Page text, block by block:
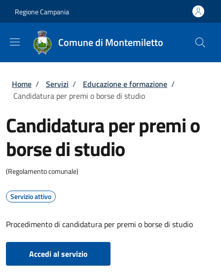
Regione Campania
Comune di Montemiletto
Briciole di pane
Home / Servizi / Educazione e formazione /
Candidatura per premi o borse di studio
Candidatura per premi o
borse di studio
(Regolamento comunale)
Servizio attivo
Procedimento di candidatura per premi o borse di studio
Accedi al servizio